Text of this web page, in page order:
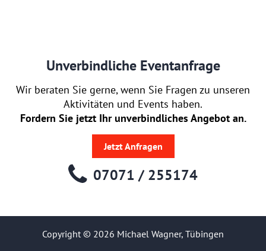
Unverbindliche Eventanfrage
Wir beraten Sie gerne, wenn Sie Fragen zu unseren
Aktivitäten und Events haben.
Fordern Sie jetzt Ihr unverbindliches Angebot an.
Jetzt Anfragen
07071 / 255174
Copyright © 2026 Michael Wagner, Tübingen